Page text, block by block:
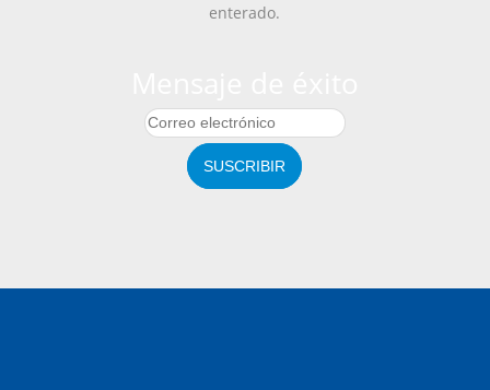
enterado.
SUSCRIBIR